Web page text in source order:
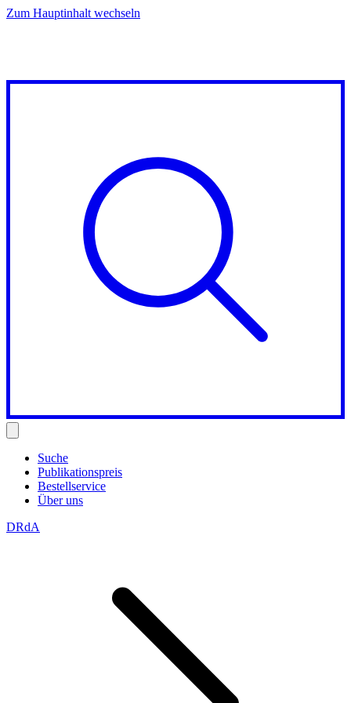
Zum Hauptinhalt wechseln
Suche
Publikationspreis
Bestellservice
Über uns
DRdA